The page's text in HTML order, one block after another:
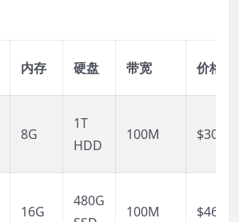
内存 硬盘 带宽 价格
8G
1T
HDD
100M $30/月
16G
480G
100M $46/月